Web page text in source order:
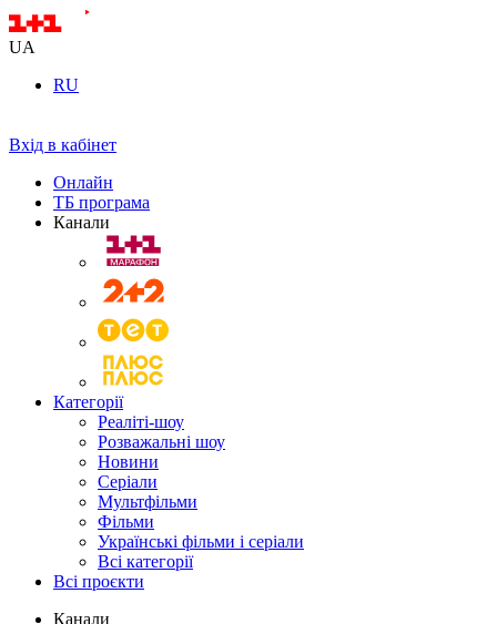
UA
RU
Вхід в кабінет
Онлайн
ТБ програма
Канали
Категорії
Реаліті-шоу
Розважальні шоу
Новини
Серіали
Мультфільми
Фільми
Українські фільми і серіали
Всі категорії
Всі проєкти
Канали